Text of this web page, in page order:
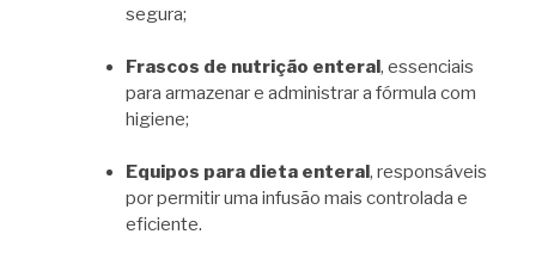
segura;
Frascos de nutrição enteral, essenciais
para armazenar e administrar a fórmula com
higiene;
Equipos para dieta enteral, responsáveis
por permitir uma infusão mais controlada e
eficiente.